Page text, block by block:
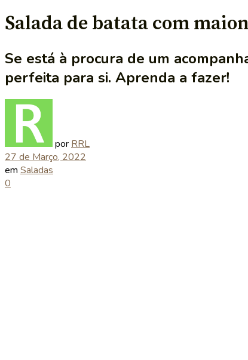
Salada de batata com
Se está à procura de um
perfeita para si. Aprenda a fazer!
por RRL
27 de Março, 2022
em Saladas
0